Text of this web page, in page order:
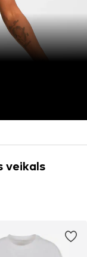
veikals